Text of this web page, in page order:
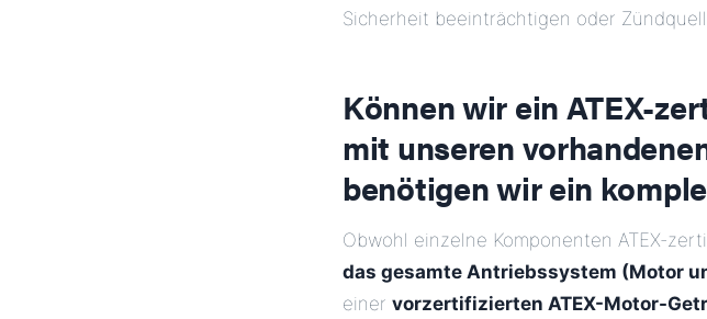
Sicherheit beeinträchtigen oder
Können wir ein ATEX-
mit unseren
benötigen wir ein
Obwohl einzelne Komponenten ATEX-
das gesamte Antriebssystem (Motor
einer vorzertifizierten ATEX-Motor-